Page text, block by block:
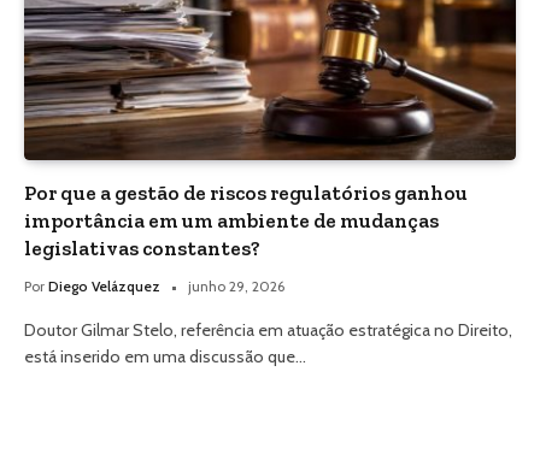
Por que a gestão de riscos regulatórios ganhou
importância em um ambiente de mudanças
legislativas constantes?
Por Diego Velázquez junho 29, 2026
Doutor Gilmar Stelo, referência em atuação estratégica no Direito,
está inserido em uma discussão que…